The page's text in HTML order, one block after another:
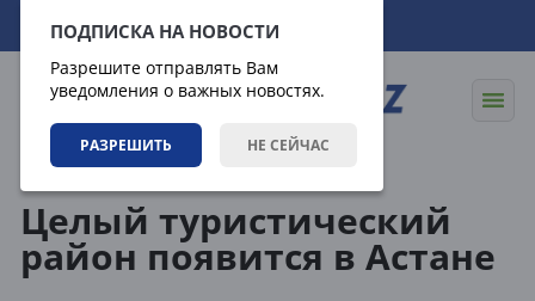
ПОДПИСКА НА НОВОСТИ
Разрешите отправлять Вам
уведомления о важных новостях.
РАЗРЕШИТЬ НЕ СЕЙЧАС
08.08.2026 07:00:35
Целый туристический
район появится в Астане